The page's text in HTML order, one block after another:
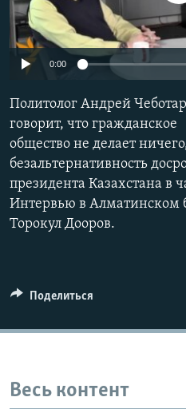
0:00
Политолог Андрей
говорит, что гражданское
общество не делает
безальтернативность
президента Казахстана в
Интервью в Алматинском
Торокул Дооров.
Поделиться
Весь контент